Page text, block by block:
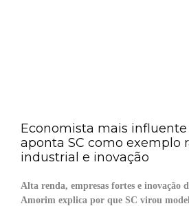
Economista mais influente
aponta SC como exemplo
industrial e inovação
Alta renda, empresas fortes e inovação
Amorim explica por que SC virou